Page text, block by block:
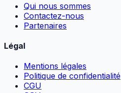
Qui nous sommes
Contactez-nous
Partenaires
Légal
Mentions légales
Politique de confidentialité
CGU